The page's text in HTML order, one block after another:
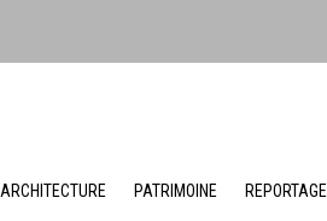
ARCHITECTURE PATRIMOINE REPORTAGE